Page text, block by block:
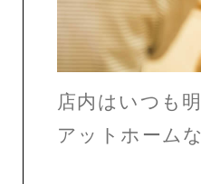
店内はいつも
アットホーム